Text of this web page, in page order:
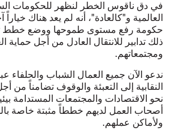
في دق ناقوس الخطر لنظهر للحكومات
العالمية و"كالعادة"، أنه لم يعد هناك
حكومة رفع مستوى طموحها ووضع خطط
ذلك تدابير للانتقال العادل من أجل حماية
ومجتمعاتهم.
ندعو الآن جميع العمال الشباب والحلفاء
النقابية إلى التعبئة والوقوف تضامناً من
نحو الاقتصادات والمجتمعات المستدامة
أصحاب العمل لديهم خططاً مثبتة خاصة
ولأماكن عملهم.